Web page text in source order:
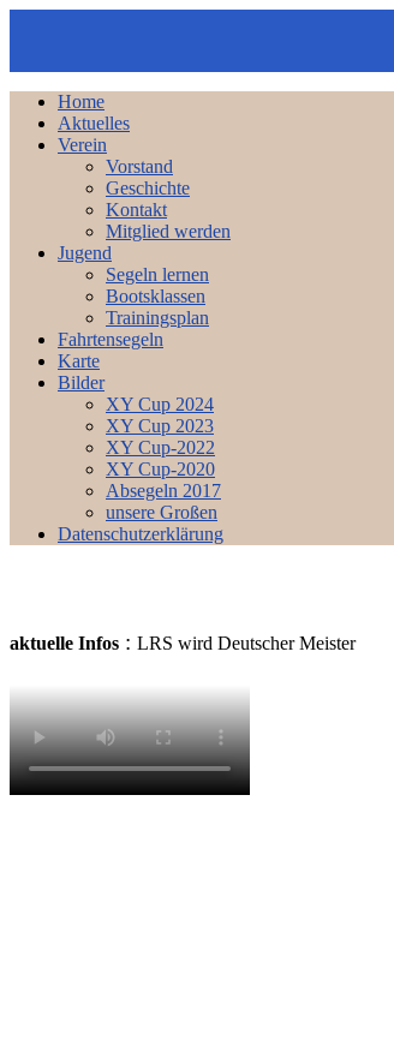
Home
Aktuelles
Verein
Vorstand
Geschichte
Kontakt
Mitglied werden
Jugend
Segeln lernen
Bootsklassen
Trainingsplan
Fahrtensegeln
Karte
Bilder
XY Cup 2024
XY Cup 2023
XY Cup-2022
XY Cup-2020
Absegeln 2017
unsere Großen
Datenschutzerklärung
aktuelle Infos : LRS wird Deutscher Meister